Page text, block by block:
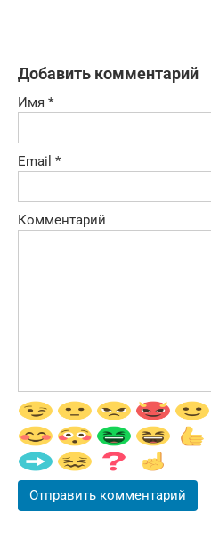
Добавить комментарий
Имя *
Email *
Комментарий